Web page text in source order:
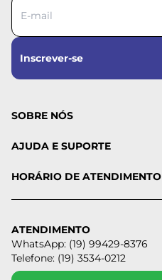
Inscrever-se
SOBRE NÓS
AJUDA E SUPORTE
HORÁRIO DE ATENDIMENTO
ATENDIMENTO
WhatsApp: (19) 99429-8376
Telefone: (19) 3534-0212